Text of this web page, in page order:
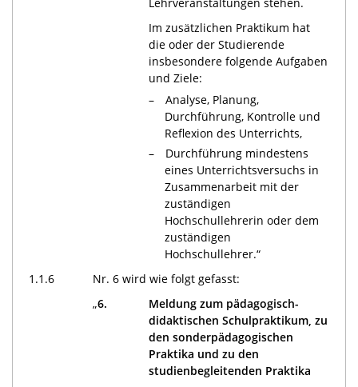
Im zusätzlichen Praktikum hat
die oder der Studierende
insbesondere folgende Aufgaben
und Ziele:
Analyse, Planung,
Durchführung, Kontrolle und
Reflexion des Unterrichts,
Durchführung mindestens
eines Unterrichtsversuchs in
Zusammenarbeit mit der
zuständigen
Hochschullehrerin oder dem
zuständigen
Hochschullehrer.“
1.1.6
Nr. 6 wird wie folgt gefasst:
„6.
Meldung zum pädagogisch-
didaktischen Schulpraktikum, zu
den sonderpädagogischen
Praktika und zu den
studienbegleitenden Praktika